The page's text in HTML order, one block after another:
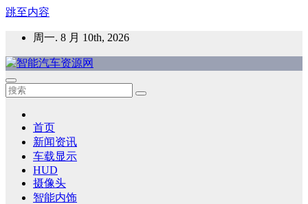
跳至内容
周一. 8 月 10th, 2026
智能汽车资源网
智能表面，智能内饰，新能源汽车，HMI，人车交互，智能车
首页
新闻资讯
车载显示
HUD
摄像头
智能内饰